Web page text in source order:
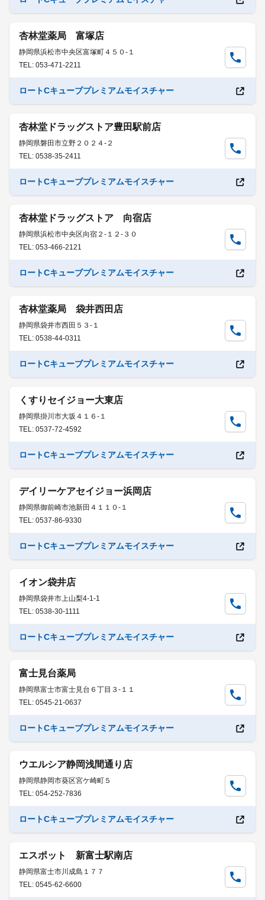
杏林堂薬局 富塚店
静岡県浜松市中央区富塚町４５０-１
TEL: 053-471-2211
ロートCキューブプレミアムモイスチャー
杏林堂ドラッグストア豊田駅前店
静岡県磐田市立野２０２４-２
TEL: 0538-35-2411
ロートCキューブプレミアムモイスチャー
杏林堂ドラッグストア 向宿店
静岡県浜松市中央区向宿２-１２-３０
TEL: 053-466-2121
ロートCキューブプレミアムモイスチャー
杏林堂薬局 袋井西田店
静岡県袋井市西田５３-１
TEL: 0538-44-0311
ロートCキューブプレミアムモイスチャー
くすりセイジョー大東店
静岡県掛川市大坂４１６-１
TEL: 0537-72-4592
ロートCキューブプレミアムモイスチャー
デイリーケアセイジョー浜岡店
静岡県御前崎市池新田４１１０-１
TEL: 0537-86-9330
ロートCキューブプレミアムモイスチャー
イオン袋井店
静岡県袋井市上山梨4-1-1
TEL: 0538-30-1111
ロートCキューブプレミアムモイスチャー
富士見台薬局
静岡県富士市富士見台６丁目３-１１
TEL: 0545-21-0637
ロートCキューブプレミアムモイスチャー
ウエルシア静岡浅間通り店
静岡県静岡市葵区宮ケ崎町５
TEL: 054-252-7836
ロートCキューブプレミアムモイスチャー
エスポット 新富士駅南店
静岡県富士市川成島１７７
TEL: 0545-62-6600